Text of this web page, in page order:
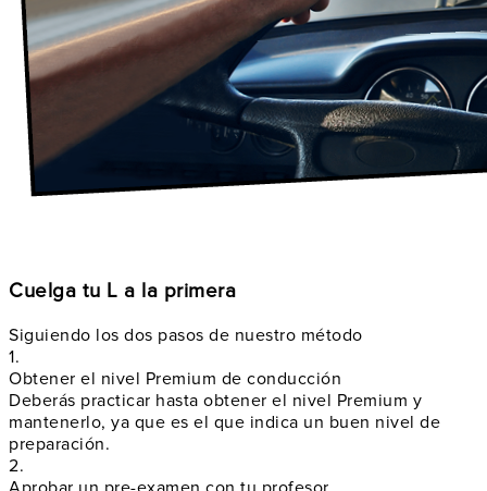
Cuelga tu L a la primera
Siguiendo los dos pasos de nuestro método
1.
Obtener el nivel Premium de conducción
Deberás practicar hasta obtener el nivel Premium y
mantenerlo, ya que es el que indica un buen nivel de
preparación.
2.